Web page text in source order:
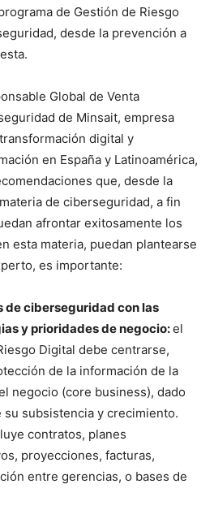
de Gestión de Riesgo
desde la prevención a
Global de Venta
de Minsait, empresa
digital y
en España y Latinoamérica,
que, desde la
de ciberseguridad, a fin
afrontar exitosamente los
esta materia, puedan plantearse
es importante:
de ciberseguridad con las
y prioridades de negocio:el
Digital debe centrarse,
de la información de la
negocio (core business), dado
subsistencia y crecimiento.
contratos, planes
proyecciones, facturas,
entre gerencias, o bases de